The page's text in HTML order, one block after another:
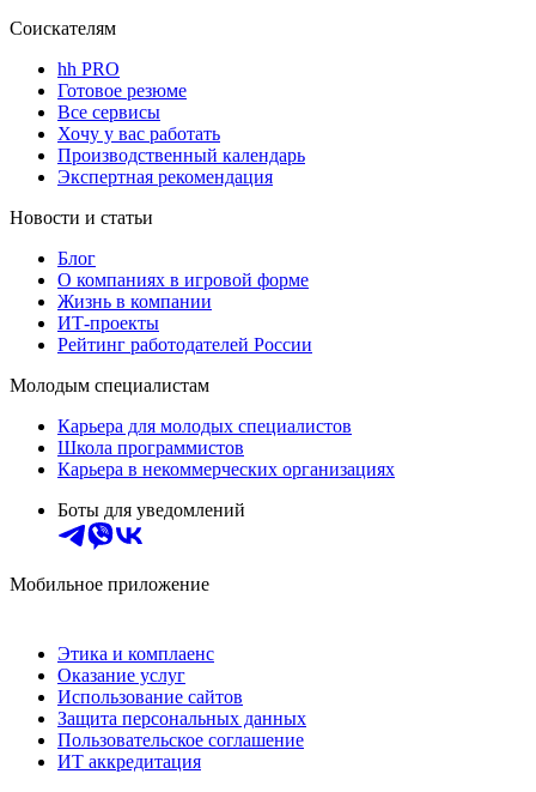
Соискателям
hh PRO
Готовое резюме
Все сервисы
Хочу у вас работать
Производственный календарь
Экспертная рекомендация
Новости и статьи
Блог
О компаниях в игровой форме
Жизнь в компании
ИТ-проекты
Рейтинг работодателей России
Молодым специалистам
Карьера для молодых специалистов
Школа программистов
Карьера в некоммерческих организациях
Боты для уведомлений
Мобильное приложение
Этика и комплаенс
Оказание услуг
Использование сайтов
Защита персональных данных
Пользовательское соглашение
ИТ аккредитация